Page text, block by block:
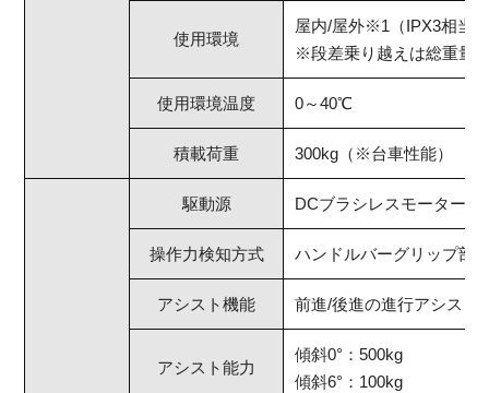
使用環境
屋内/屋外※1（IPX3相当
※段差乗り越えは総重量
使用環境温度 0～40℃
積載荷重 300kg（※台車性能）
駆動源 DCブラシレスモーター
操作力検知方式 ハンドルバーグリップ部
アシスト機能 前進/後進の進行アシスト
アシスト能力
傾斜0°：500kg
傾斜6°：100kg